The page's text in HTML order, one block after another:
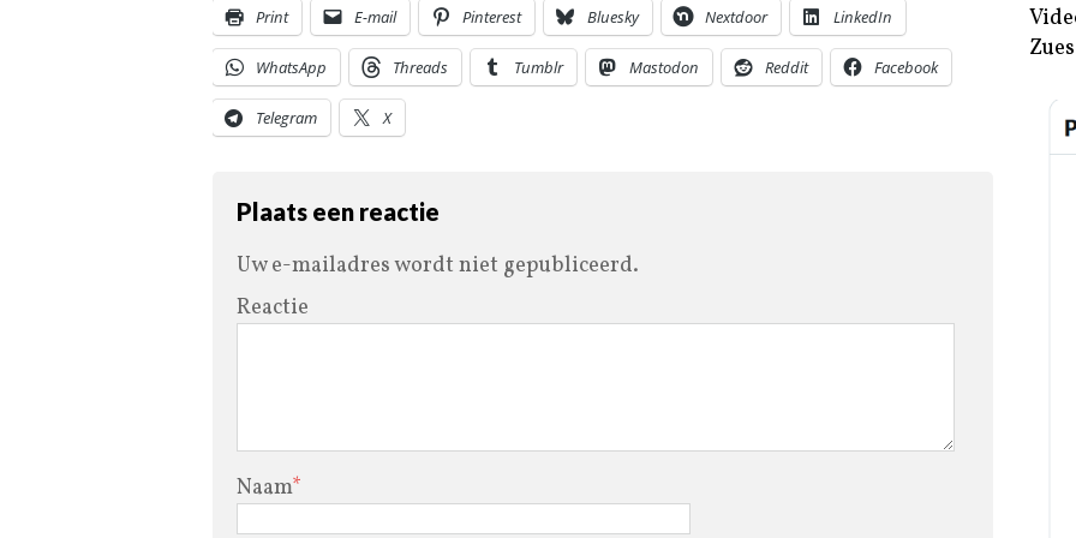
Print E-mail Pinterest Bluesky Nextdoor LinkedIn
WhatsApp Threads Tumblr Mastodon Reddit Facebook
Telegram X
Plaats een reactie
Uw e-mailadres wordt niet gepubliceerd.
Reactie
Naam*